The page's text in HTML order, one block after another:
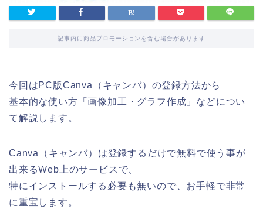
記事内に商品プロモーションを含む場合があります
今回はPC版Canva（キャンバ）の登録方法から
基本的な使い方「画像加工・グラフ作成」などについ
て解説します。
Canva（キャンバ）は登録するだけで無料で使う事が
出来るWeb上のサービスで、
特にインストールする必要も無いので、お手軽で非常
に重宝します。